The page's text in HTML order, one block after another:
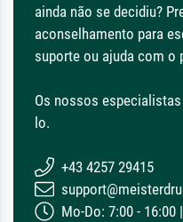
ainda não se decidiu?
aconselhamento para
suporte ou ajuda com o
Os nossos
lo.
+43 4257 29415
Mo-Do: 7:00 - 16:00